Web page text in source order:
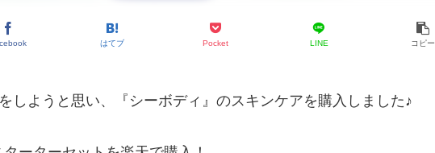
はてブ Pocket LINE コピー
しようと思い、『シーボディ』のスキンケアを購入しました♪